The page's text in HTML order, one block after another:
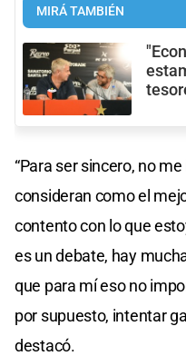
MIRÁ TAMBIÉN
“Para ser sincero, no
consideran como el
contento con lo que
es un debate, hay
que para mí eso no
por supuesto, intentar
destacó.